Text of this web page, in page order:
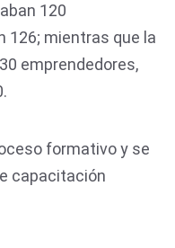
120
126; mientras que la
emprendedores,
formativo y se
capacitación